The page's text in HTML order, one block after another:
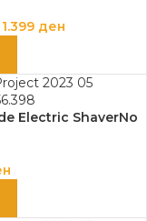
1.399 ден
ВО КОШНИЦА
Electric ShaverNo
ВО КОШНИЦА